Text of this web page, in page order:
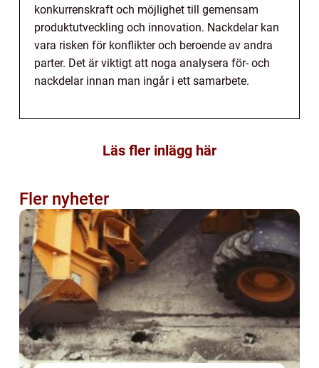
konkurrenskraft och möjlighet till gemensam
produktutveckling och innovation. Nackdelar kan
vara risken för konflikter och beroende av andra
parter. Det är viktigt att noga analysera för- och
nackdelar innan man ingår i ett samarbete.
Läs fler inlägg här
Fler nyheter